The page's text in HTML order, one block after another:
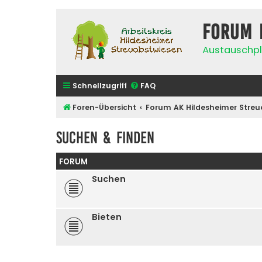
Schnellzugriff FAQ
Foren-Übersicht Forum AK Hildesheimer
Suchen & Finden
FORUM
Suchen
Bieten